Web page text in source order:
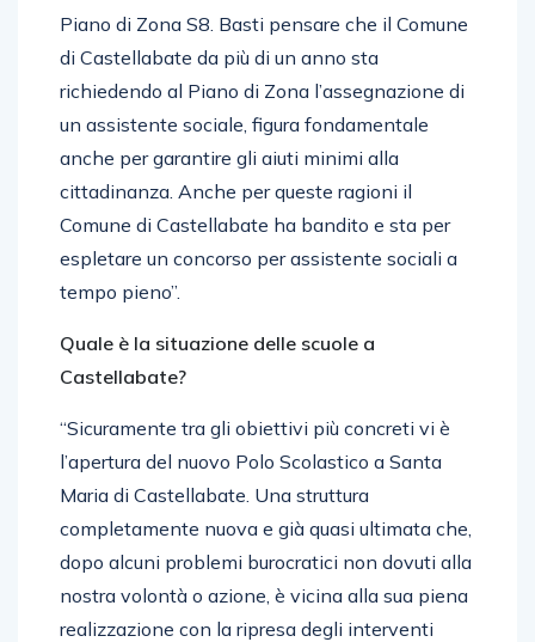
Piano di Zona S8. Basti pensare che il Comune
di Castellabate da più di un anno sta
richiedendo al Piano di Zona l’assegnazione di
un assistente sociale, figura fondamentale
anche per garantire gli aiuti minimi alla
cittadinanza. Anche per queste ragioni il
Comune di Castellabate ha bandito e sta per
espletare un concorso per assistente sociali a
tempo pieno”.
Quale è la situazione delle scuole a
Castellabate?
“Sicuramente tra gli obiettivi più concreti vi è
l’apertura del nuovo Polo Scolastico a Santa
Maria di Castellabate. Una struttura
completamente nuova e già quasi ultimata che,
dopo alcuni problemi burocratici non dovuti alla
nostra volontà o azione, è vicina alla sua piena
realizzazione con la ripresa degli interventi